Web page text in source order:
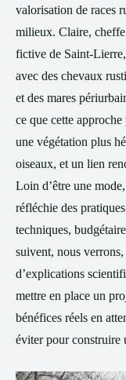
valorisation de races
milieux. Claire,
fictive de Saint-
avec des chevaux
et des mares
ce que cette
une végétation plus
oiseaux, et un lien
Loin d’être une
réfléchie des
techniques,
suivent, nous
d’explications
mettre en place un
bénéfices réels en
éviter pour construire